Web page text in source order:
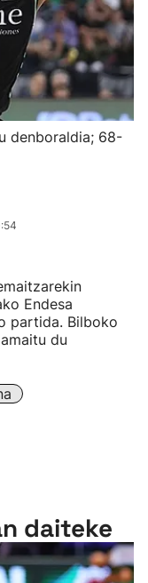
denboraldia; 68-
Endesa
partida. Bilboko
du
daiteke